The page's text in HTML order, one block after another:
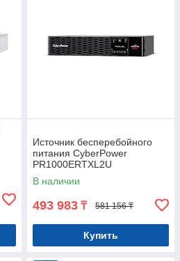
Источник бесперебойного
питания CyberPower
PR1000ERTXL2U
В наличии
493 983 ₸ 581 156 ₸
Купить